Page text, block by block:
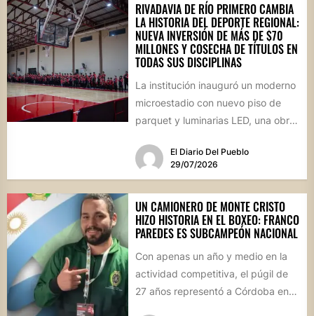
RIVADAVIA DE RÍO PRIMERO CAMBIA
LA HISTORIA DEL DEPORTE REGIONAL:
NUEVA INVERSIÓN DE MÁS DE $70
MILLONES Y COSECHA DE TÍTULOS EN
TODAS SUS DISCIPLINAS
La institución inauguró un moderno
microestadio con nuevo piso de
parquet y luminarias LED, una obra
El Diario Del Pueblo
29/07/2026
UN CAMIONERO DE MONTE CRISTO
HIZO HISTORIA EN EL BOXEO: FRANCO
PAREDES ES SUBCAMPEÓN NACIONAL
Con apenas un año y medio en la
actividad competitiva, el púgil de
27 años representó a Córdoba en